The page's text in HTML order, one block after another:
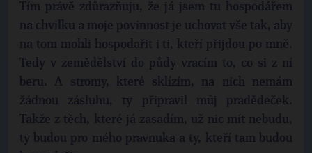
Tím právě zdůrazňuju, že já jsem tu hospodářem
na chvilku a moje povinnost je uchovat vše tak, aby
na tom mohli hospodařit i ti, kteří přijdou po mně.
Tedy v zemědělství do půdy vracím to, co si z ní
beru. A stromy, které sklízím, na nich nemám
žádnou zásluhu, ty připravil můj pradědeček.
Takže z těch, které já zasadím, už nic mít nebudu,
ty budou pro mého pravnuka a ty, kteří tam budou